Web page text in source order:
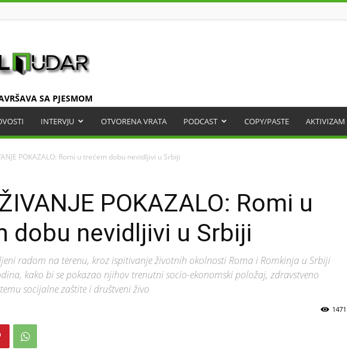
SA PJESMOM
INTERVJU OTVORENA VRATA PODCAST COPY/PASTE AKTIVIZAM
POKAZALO: Romi u trećem dobu nevidljivi u Srbiji
POKAZALO: Romi u
dobu nevidljivi u Srbiji
radom na terenu, kroz ispitivanje životnih okolnosti Roma i Romkinja u Srbiji
kako bi se pokazao njihov trenutni socio-ekonomski položaj, zdravstveno
socijalne zaštite i društveni živo
1471